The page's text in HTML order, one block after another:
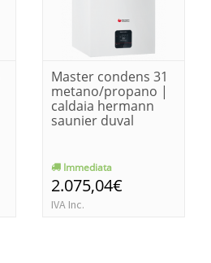
Master condens 31
metano/propano |
caldaia hermann
saunier duval
Immediata
2.075,04€
IVA Inc.